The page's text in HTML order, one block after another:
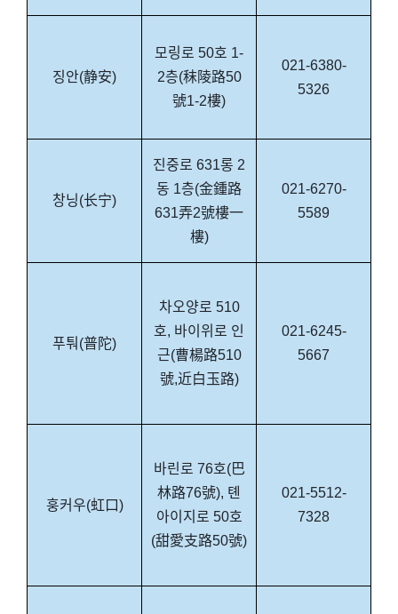
징안(静安)
모링로 50호 1-
2층(秣陵路50
號1-2樓)
021-6380-
5326
창닝(长宁)
진중로 631롱 2
동 1층(金鍾路
631弄2號樓一
樓)
021-6270-
5589
푸퉈(普陀)
차오양로 510
호, 바이위로 인
근(曹楊路510
號,近白玉路)
021-6245-
5667
훙커우(虹口)
바린로 76호(巴
林路76號), 톈
아이지로 50호
(甜愛支路50號)
021-5512-
7328